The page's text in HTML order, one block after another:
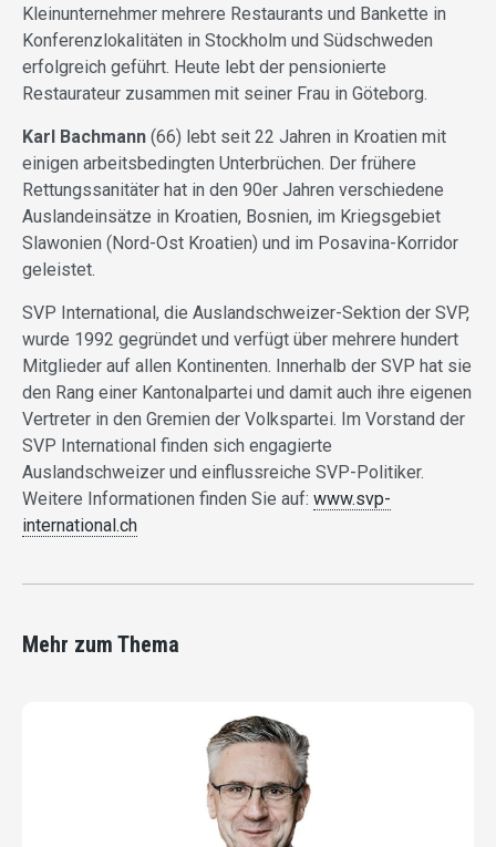
Kleinunternehmer mehrere Restaurants und Bankette in
Konferenzlokalitäten in Stockholm und Südschweden
erfolgreich geführt. Heute lebt der pensionierte
Restaurateur zusammen mit seiner Frau in Göteborg.
Karl Bachmann (66) lebt seit 22 Jahren in Kroatien mit
einigen arbeitsbedingten Unterbrüchen. Der frühere
Rettungssanitäter hat in den 90er Jahren verschiedene
Auslandeinsätze in Kroatien, Bosnien, im Kriegsgebiet
Slawonien (Nord-Ost Kroatien) und im Posavina-Korridor
geleistet.
SVP International, die Auslandschweizer-Sektion der SVP,
wurde 1992 gegründet und verfügt über mehrere hundert
Mitglieder auf allen Kontinenten. Innerhalb der SVP hat sie
den Rang einer Kantonalpartei und damit auch ihre eigenen
Vertreter in den Gremien der Volkspartei. Im Vorstand der
SVP International finden sich engagierte
Auslandschweizer und einflussreiche SVP-Politiker.
Weitere Informationen finden Sie auf: www.svp-
international.ch
Mehr zum Thema